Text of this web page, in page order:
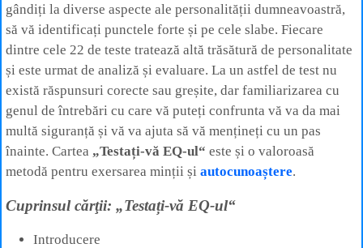
gândiți la diverse aspecte ale personalității dumneavoastră,
să vă identificați punctele forte și pe cele slabe. Fiecare
dintre cele 22 de teste tratează altă trăsătură de personalitate
și este urmat de analiză și evaluare. La un astfel de test nu
există răspunsuri corecte sau greșite, dar familiarizarea cu
genul de întrebări cu care vă puteți confrunta vă va da mai
multă siguranță și vă va ajuta să vă mențineți cu un pas
înainte. Cartea „Testați-vă EQ-ul“ este și o valoroasă
metodă pentru exersarea minții și autocunoaștere.
Cuprinsul cărţii: „Testați-vă EQ-ul“
Introducere